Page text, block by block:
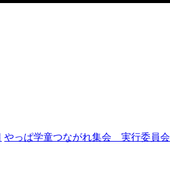
やっぱ学童つながれ集会 実行委員会